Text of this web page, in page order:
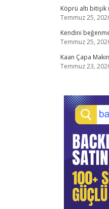
Köprü altı bitişik
Temmuz 25,
Kendini
Temmuz 25,
Kaan Çapa
Temmuz 23,